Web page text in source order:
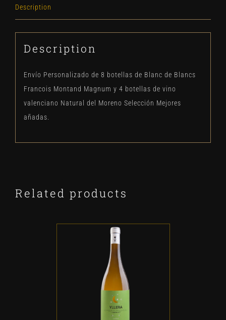
Description
Description
Envío Personalizado de 8 botellas de Blanc de Blancs
Francois Montand Magnum y 4 botellas de vino
valenciano Natural del Moreno Selección Mejores
añadas.
Related products
ADD TO CART DETALLES